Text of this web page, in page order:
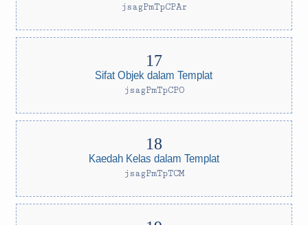
jsagPmTpCPAr
Sifat Objek dalam Templat
jsagPmTpCPO
Kaedah Kelas dalam Templat
jsagPmTpTCM